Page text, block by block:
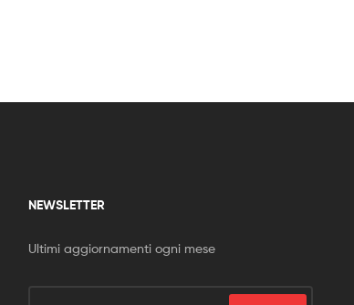
NEWSLETTER
Ultimi aggiornamenti ogni mese